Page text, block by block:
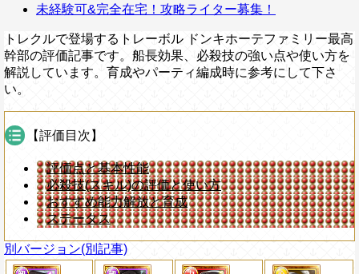
未経験可&完全在宅！攻略ライター募集！
トレクルで登場するトレーボル ドンキホーテファミリー最高
幹部の評価記事です。船長効果、必殺技の強い点や使い方を
解説しています。育成やパーティ編成時に参考にして下さ
い。
【評価目次】
評価点と基本性能
必殺技(スキル)の評価と使い方
おすすめ能力解放と育成
ステータス
別バージョン(別記事)